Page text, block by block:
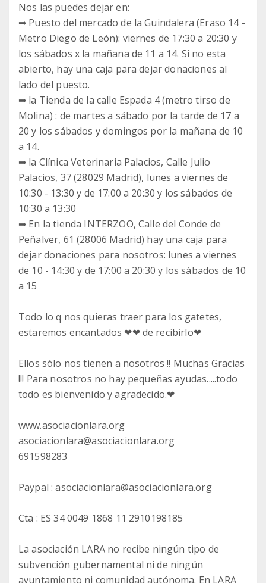
Nos las puedes dejar en:
➡ Puesto del mercado de la Guindalera (Eraso 14 -
Metro Diego de León): viernes de 17:30 a 20:30 y
los sábados x la mañana de 11 a 14. Si no esta
abierto, hay una caja para dejar donaciones al
lado del puesto.
➡ la Tienda de la calle Espada 4 (metro tirso de
Molina) : de martes a sábado por la tarde de 17 a
20 y los sábados y domingos por la mañana de 10
a 14.
➡ la Clínica Veterinaria Palacios, Calle Julio
Palacios, 37 (28029 Madrid), lunes a viernes de
10:30 - 13:30 y de 17:00 a 20:30 y los sábados de
10:30 a 13:30
➡ En la tienda INTERZOO, Calle del Conde de
Peñalver, 61 (28006 Madrid) hay una caja para
dejar donaciones para nosotros: lunes a viernes
de 10 - 14:30 y de 17:00 a 20:30 y los sábados de 10
a 15
Todo lo q nos quieras traer para los gatetes,
estaremos encantados ❤❤ de recibirlo❤
Ellos sólo nos tienen a nosotros !! Muchas Gracias
!!! Para nosotros no hay pequeñas ayudas.....todo
todo es bienvenido y agradecido.❤
www.asociacionlara.org
asociacionlara@asociacionlara.org
691598283
Paypal : asociacionlara@asociacionlara.org
Cta : ES 34 0049 1868 11 2910198185
La asociación LARA no recibe ningún tipo de
subvención gubernamental ni de ningún
ayuntamiento ni comunidad autónoma. En LARA